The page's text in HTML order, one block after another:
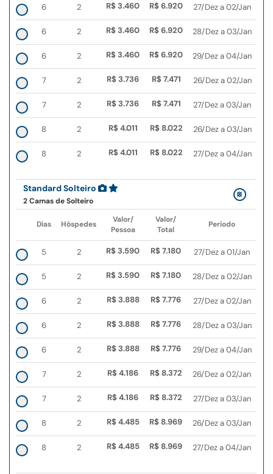
6 2 R$ 3.460 R$ 6.920 27/Dez a 02/Jan
6 2 R$ 3.460 R$ 6.920 28/Dez a 03/Jan
6 2 R$ 3.460 R$ 6.920 29/Dez a 04/Jan
7 2 R$ 3.736 R$ 7.471 26/Dez a 02/Jan
7 2 R$ 3.736 R$ 7.471 27/Dez a 03/Jan
8 2 R$ 4.011 R$ 8.022 26/Dez a 03/Jan
8 2 R$ 4.011 R$ 8.022 27/Dez a 04/Jan
Standard Solteiro
2 Camas de Solteiro
Dias Hóspedes
Valor/
Pessoa
Valor/
Total
Período
5 2 R$ 3.590 R$ 7.180 27/Dez a 01/Jan
5 2 R$ 3.590 R$ 7.180 28/Dez a 02/Jan
6 2 R$ 3.888 R$ 7.776 27/Dez a 02/Jan
6 2 R$ 3.888 R$ 7.776 28/Dez a 03/Jan
6 2 R$ 3.888 R$ 7.776 29/Dez a 04/Jan
7 2 R$ 4.186 R$ 8.372 26/Dez a 02/Jan
7 2 R$ 4.186 R$ 8.372 27/Dez a 03/Jan
8 2 R$ 4.485 R$ 8.969 26/Dez a 03/Jan
8 2 R$ 4.485 R$ 8.969 27/Dez a 04/Jan